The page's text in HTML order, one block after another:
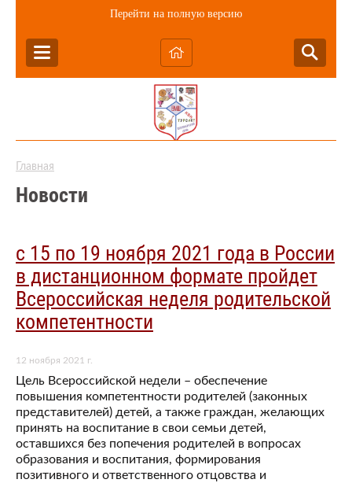
Перейти на полную версию
Главная
Новости
с 15 по 19 ноября 2021 года в России
в дистанционном формате пройдет
Всероссийская неделя родительской
компетентности
12 ноября 2021 г.
Цель Всероссийской недели – обеспечение
повышения компетентности родителей (законных
представителей) детей, а также граждан, желающих
принять на воспитание в свои семьи детей,
оставшихся без попечения родителей в вопросах
образования и воспитания, формирования
позитивного и ответственного отцовства и